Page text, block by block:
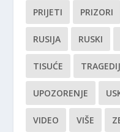
PRIJETI PRIZORI
RUSIJA RUSKI
TISUĆE
UPOZORENJE
VIDEO VIŠE